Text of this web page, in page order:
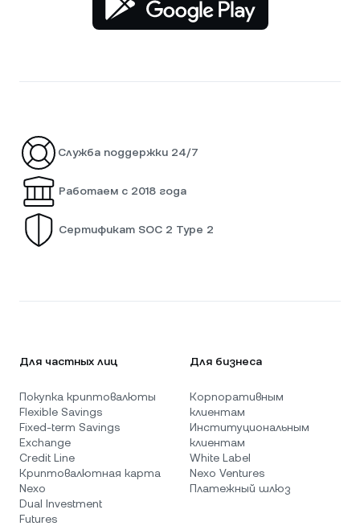
Служба поддержки 24/7
Работаем с 2018 года
Сертификат SOC 2 Type 2
Для частных лиц
Покупка криптовалюты
Flexible Savings
Fixed-term Savings
Exchange
Credit Line
Криптовалютная карта
Nexo
Dual Investment
Futures
Для бизнеса
Корпоративным
клиентам
Институциональным
клиентам
White Label
Nexo Ventures
Платежный шлюз